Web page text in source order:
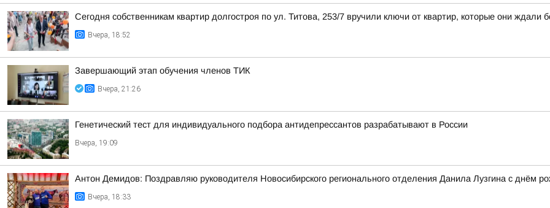
Сегодня собственникам квартир долгостроя по ул. Титова, 253/7 вручили ключи от квартир, которые они ждали
Вчера, 18:52
Завершающий этап обучения членов ТИК
Вчера, 21:26
Генетический тест для индивидуального подбора антидепрессантов разрабатывают в России
Вчера, 19:09
Антон Демидов: Поздравляю руководителя Новосибирского регионального отделения Данила Лузгина с днём
Вчера, 18:33